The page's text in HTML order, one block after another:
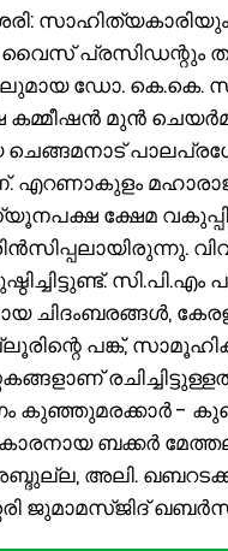
പ്രസിഡന്റും
ഡോ. കെ.കെ.
മുൻ
എറണാകുളം
ക്ഷേമ
ചിദംബരങ്ങൾ,
പങ്ക്,
കുഞ്ഞുമരക്കാർ -
ബക്കർ
അലി.
ജുമാമസ്ജിദ്